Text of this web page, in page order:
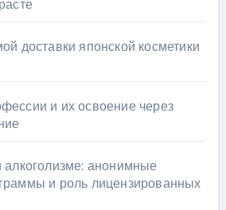
доставки японской косметики
и их освоение через
алкоголизме: анонимные
и роль лицензированных